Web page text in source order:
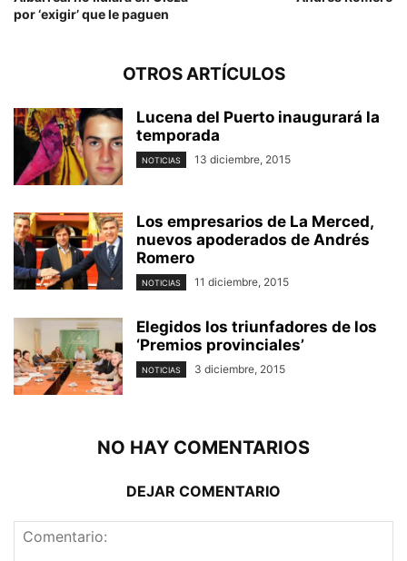
por ‘exigir’ que le paguen
OTROS ARTÍCULOS
Lucena del Puerto inaugurará la
temporada
NOTICIAS 13 diciembre, 2015
Los empresarios de La Merced,
nuevos apoderados de Andrés
Romero
NOTICIAS 11 diciembre, 2015
Elegidos los triunfadores de los
‘Premios provinciales’
NOTICIAS 3 diciembre, 2015
NO HAY COMENTARIOS
DEJAR COMENTARIO